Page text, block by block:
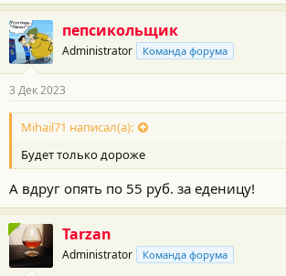
а
г
о
д
а
н
о
с
и
:
пепсикольщик
Administrator Команда форума
3 Дек 2023
Mihail71 написал(а):
Будет только дороже
А вдруг опять по 55 руб. за еденицу!
Tarzan
Administrator Команда форума